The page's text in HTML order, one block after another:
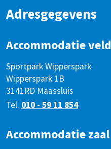
Adresgegevens
Accommodatie veld
Sportpark Wipperspark
Wipperspark 1B
3141RD Maassluis
Tel. 010 - 59 11 854
Accommodatie zaal